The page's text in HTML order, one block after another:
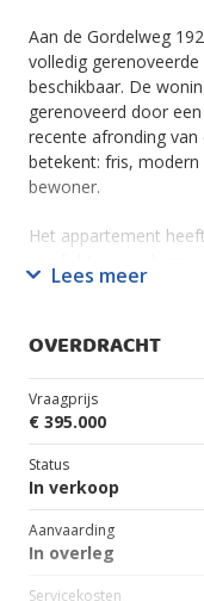
Aan de Gordelweg
volledig
beschikbaar. De
gerenoveerd door
recente afronding
betekent: fris,
bewoner.
Het appartement
met toegang tot het
comfortabele zithoek
hoofdslaapkamer
toekomstige
De nieuwe, lichte
inbouwapparatuur,
inductiekookplaat en
Ook de badkamer is
ruime douche,
toilet is uitgevoerd
Lees meer
OVERDRACHT
Vraagprijs
€ 395.000
Status
In verkoop
Aanvaarding
In overleg
Servicekosten